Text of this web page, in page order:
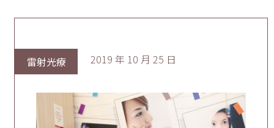
雷射光療 2019 年 10 月 25 日